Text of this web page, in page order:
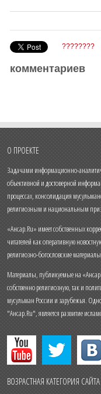
????????
комментариев
О ПРОЕКТЕ
Задачами информационно-
объективной и достоверной
процессах, консолидация
религиозным и национальным
«Ансар.Ru» имеет собственных
читателей как оперативную
религиозно-богословские
Материалы, публикуемые на
собственно религиозную, так и
мусульман России и зарубежья.
"Ансар.Ru", является развитие
ВОЗРАСТНАЯ КАТЕГОРИЯ САЙТА